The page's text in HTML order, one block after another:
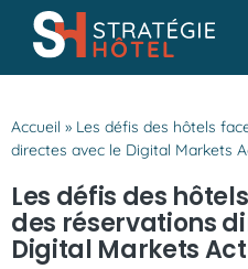
Passer
contenu
Analyses & conseils
Partenaires
Missions SH
Accueil » Les défis des hôtels
directes avec le Digital Markets
Les défis des
des réservations
Digital Markets Act